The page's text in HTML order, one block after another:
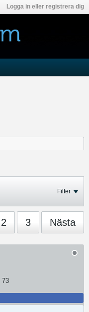
Logga in eller registrera dig
Filter
2 3 Nästa
73